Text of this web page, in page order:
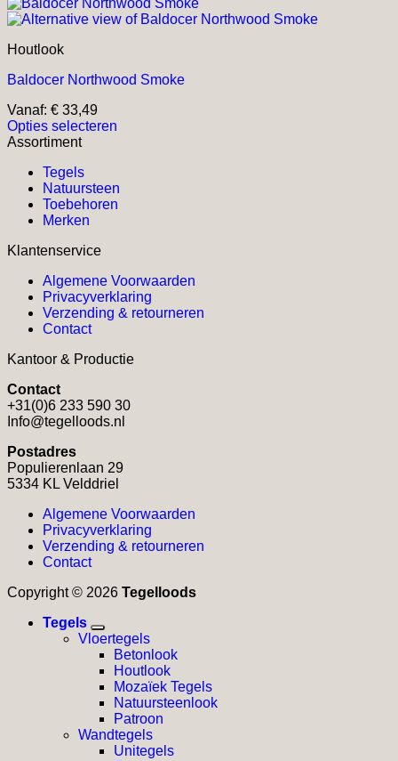
Houtlook
Baldocer Northwood Smoke
Vanaf: € 33,49
Opties selecteren
Dit
heeft
meerdere
variaties.
Deze
kan
worden
productpagina
Assortiment
Tegels
Natuursteen
Toebehoren
Merken
Klantenservice
Algemene Voorwaarden
Privacyverklaring
Verzending & retourneren
Contact
Kantoor & Productie
Contact
+31(0)6 233 590 30
Info@tegelloods.nl
Postadres
Populierenlaan 29
5334 KL Velddriel
Algemene Voorwaarden
Privacyverklaring
Verzending & retourneren
Contact
Copyright © 2026 Tegelloods
Tegels
Vloertegels
Betonlook
Houtlook
Mozaïek Tegels
Natuursteenlook
Patroon
Wandtegels
Unitegels